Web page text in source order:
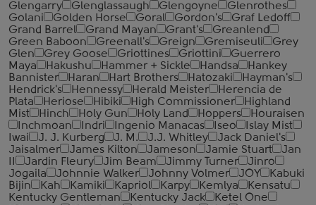
Glengarry
Glenglassaugh Glengoyne
Glenrothes
Golani
Golden Horse Goral Gordon's
Graf Ledoff
Grand Barrel
Grand Mayan Grant's
Greanlend
Green Baboon
Greenall's Greign Gremiseuli
Grey
Glen
Grey Goose Griottines Griottini
Guerrero
Maya
Hakushu Hammer + Sickle Handsa
Hankey
Bannister
Haran Hart Brothers Hatozaki
Hayman's
Hendrick's
Hennessy Herald Meister
Herencia de
Plata
Heriose Hibiki High Commissioner
Highland
Mist
Hinch Holy Gun Holy Land Hoppers
Houraisen
Inchmoan
Indri Ingenio Manacas Iseo
Islay Mist
Iwai
J. J. Kurberg J. M. J.J. Whitley
Jack Daniel's
Jaisalmer
James Kilton Jameson Jamie Stuart
Jan
Jardin Fleury Jim Beam Jimmy Turner
Jinro
Jogaila
Johnnie Walker Johnny Volmer JOY
Kabuki
Bijin
Kah Kamiki Kapriol Karpy Kemlya
Kensatu
Kentucky Gentleman
Kentucky Jack
Ketel One